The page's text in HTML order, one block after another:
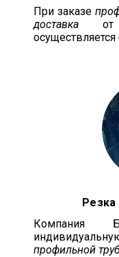
При заказе
доставка от
осуществляется
Компания
профильной